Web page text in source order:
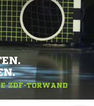
ZDF-TORWAND